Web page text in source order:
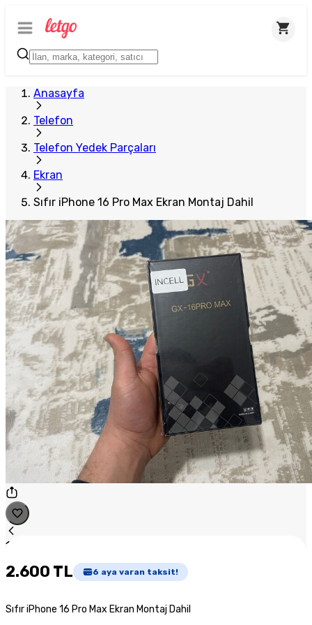
Anasayfa
Telefon
Telefon Yedek Parçaları
Ekran
Sıfır iPhone 16 Pro Max Ekran Montaj Dahil
1
Plus Satıcı
2.600 TL 6 aya varan taksit!
Sıfır iPhone 16 Pro Max Ekran Montaj Dahil